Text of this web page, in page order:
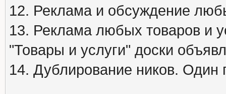
12. Реклама и обсуждение
13. Реклама любых товаров и
"Товары и услуги" доски
14. Дублирование ников. Один